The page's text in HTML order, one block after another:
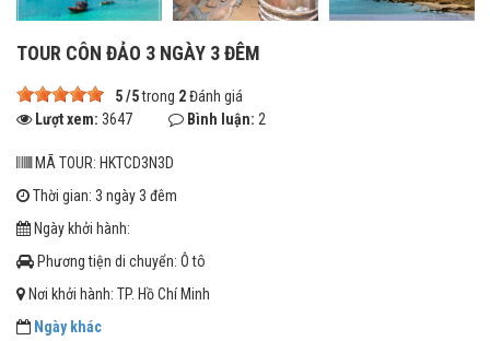
TOUR CÔN ĐẢO 3 NGÀY 3 ĐÊM
5/5trong 2Đánh giá
Lượt xem: 3647 Bình luận: 2
MÃ TOUR: HKTCD3N3D
Thời gian: 3 ngày 3 đêm
Ngày khởi hành:
Phương tiện di chuyển: Ô tô
Nơi khởi hành: TP. Hồ Chí Minh
Ngày khác